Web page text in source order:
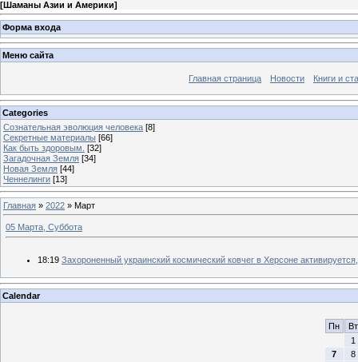
[Шаманы Азии и Америки]
Форма входа
Меню сайта
Главная страница Новости Книги и
Categories
Сознательная эволюция человека [8]
Секретные материалы [66]
Как быть здоровым. [32]
Загадочная Земля [34]
Новая Земля [44]
Ченнелинги [13]
Главная » 2022 » Март
05 Марта, Суббота
18:19 Захороненный украинский космический ковчег в Херсоне
Calendar
Пн
Вт
1
7
8